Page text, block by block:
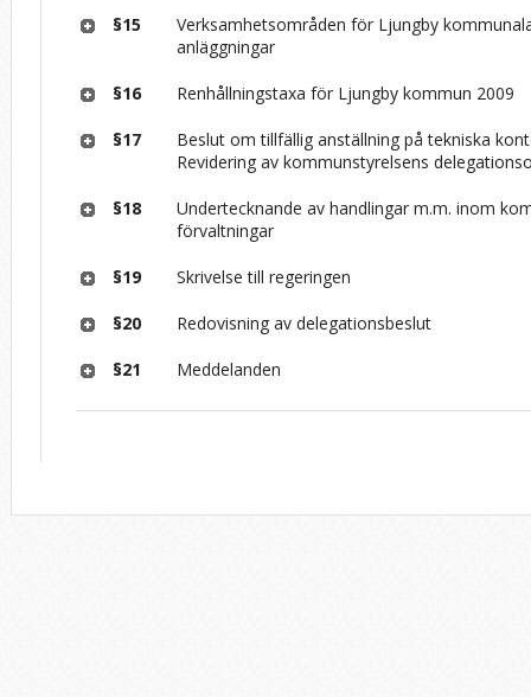
§15
Verksamhetsområden för Ljungby
anläggningar
§16 Renhållningstaxa för Ljungby kommun 2009
§17
Beslut om tillfällig anställning på tekniska
Revidering av kommunstyrelsens
§18
Undertecknande av handlingar m.m. inom
förvaltningar
§19 Skrivelse till regeringen
§20 Redovisning av delegationsbeslut
§21 Meddelanden